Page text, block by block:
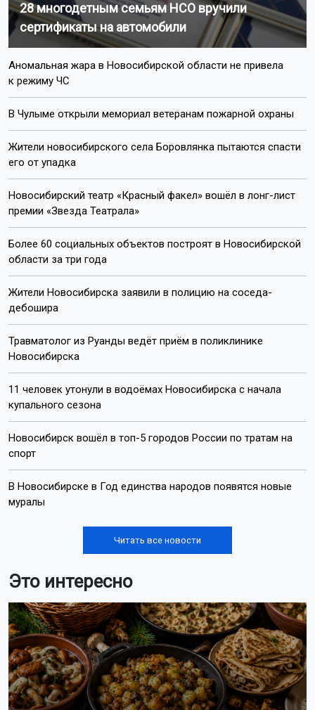
28 многодетным семьям НСО вручили
сертификаты на автомобили
Аномальная жара в Новосибирской области не привела
к режиму ЧС
В Чулыме открыли мемориал ветеранам пожарной охраны
Жители новосибирского села Боровлянка пытаются спасти
его от упадка
Новосибирский театр «Красный факел» вошёл в лонг-лист
премии «Звезда Театрала»
Более 60 социальных объектов построят в Новосибирской
области за три года
Жители Новосибирска заявили в полицию на соседа-
дебошира
Травматолог из Руанды ведёт приём в поликлинике
Новосибирска
11 человек утонули в водоёмах Новосибирска с начала
купального сезона
Новосибирск вошёл в топ-5 городов России по тратам на
спорт
В Новосибирске в Год единства народов появятся новые
муралы
Читать все новости
Это интересно